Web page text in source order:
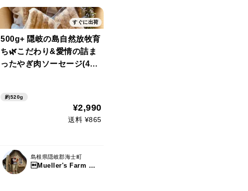
すぐに出荷
500g+ 隠岐の島自然放牧育
ち🌿こだわり&愛情の詰ま
ったやぎ肉ソーセージ(4パ
ge 4pcs
約520g
¥2,990
送料 ¥865
島根県隠岐郡海士町
Mueller's Farm ムラーズファーム